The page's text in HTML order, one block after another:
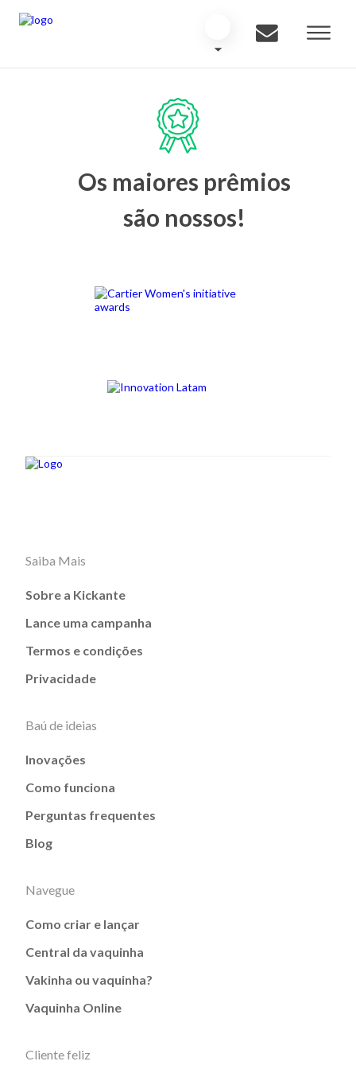
Os maiores prêmios
são nossos!
Saiba Mais
Sobre a Kickante
Lance uma campanha
Termos e condições
Privacidade
Baú de ideias
Inovações
Como funciona
Perguntas frequentes
Blog
Navegue
Como criar e lançar
Central da vaquinha
Vakinha ou vaquinha?
Vaquinha Online
Cliente feliz